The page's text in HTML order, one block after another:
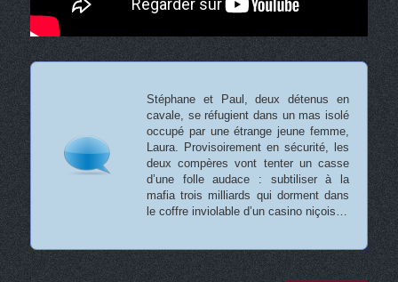
Stéphane et Paul, deux détenus en
cavale, se réfugient dans un mas isolé
occupé par une étrange jeune femme,
Laura. Provisoirement en sécurité, les
deux compères vont tenter un casse
d’une folle audace : subtiliser à la
mafia trois milliards qui dorment dans
le coffre inviolable d’un casino niçois…